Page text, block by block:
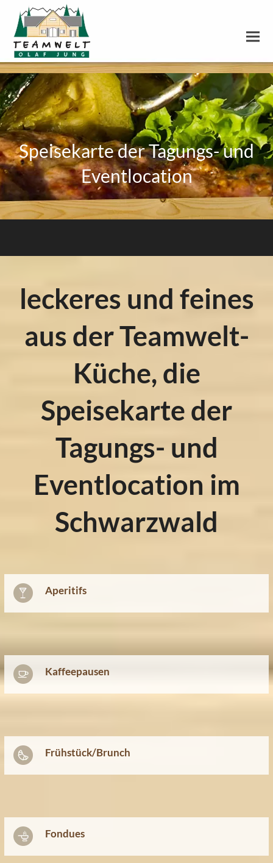
Speisekarte der Tagungs- und
Eventlocation
leckeres und feines
aus der Teamwelt-
Küche, die
Speisekarte der
Tagungs- und
Eventlocation im
Schwarzwald
Aperitifs
Kaffeepausen
Frühstück/Brunch
Fondues